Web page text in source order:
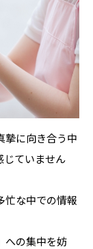
摯に向き合う中
じていません
忙な中での情報
への集中を妨